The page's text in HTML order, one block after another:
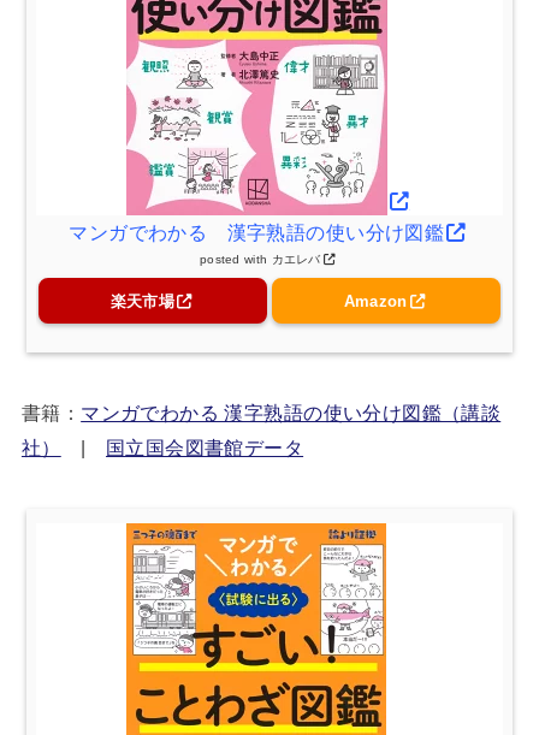
マンガでわかる 漢字熟語の使い分け図鑑
posted with カエレバ
楽天市場 Amazon
書籍： マンガでわかる 漢字熟語の使い分け図鑑（講談
社）
| 国立国会図書館データ